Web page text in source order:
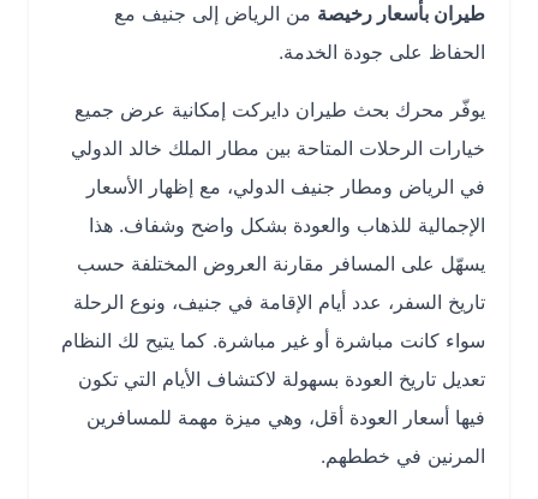
طيران بأسعار رخيصة من الرياض إلى جنيف مع
الحفاظ على جودة الخدمة.
يوفّر محرك بحث طيران دايركت إمكانية عرض جميع
خيارات الرحلات المتاحة بين مطار الملك خالد الدولي
في الرياض ومطار جنيف الدولي، مع إظهار الأسعار
الإجمالية للذهاب والعودة بشكل واضح وشفاف. هذا
يسهّل على المسافر مقارنة العروض المختلفة حسب
تاريخ السفر، عدد أيام الإقامة في جنيف، ونوع الرحلة
سواء كانت مباشرة أو غير مباشرة. كما يتيح لك النظام
تعديل تاريخ العودة بسهولة لاكتشاف الأيام التي تكون
فيها أسعار العودة أقل، وهي ميزة مهمة للمسافرين
المرنين في خططهم.